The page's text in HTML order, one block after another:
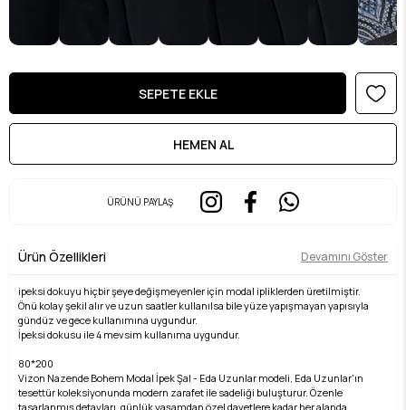
ÜRÜNÜ PAYLAŞ
Ürün Özellikleri Devamını Göster
ipeksi dokuyu hiçbir şeye değişmeyenler için modal ipliklerden üretilmiştir.
Önü kolay şekil alır ve uzun saatler kullanılsa bile yüze yapışmayan yapısıyla
gündüz ve gece kullanımına uygundur.
İpeksi dokusu ile 4 mevsim kullanıma uygundur.
80*200
Vizon Nazende Bohem Modal İpek Şal - Eda Uzunlar modeli, Eda Uzunlar'ın
tesettür koleksiyonunda modern zarafet ile sadeliği buluşturur. Özenle
tasarlanmış detayları, günlük yaşamdan özel davetlere kadar her alanda